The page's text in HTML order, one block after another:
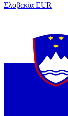
Σλοβακία EUR